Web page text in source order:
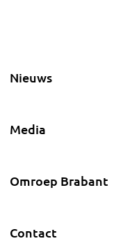
Nieuws
Media
Omroep Brabant
Contact